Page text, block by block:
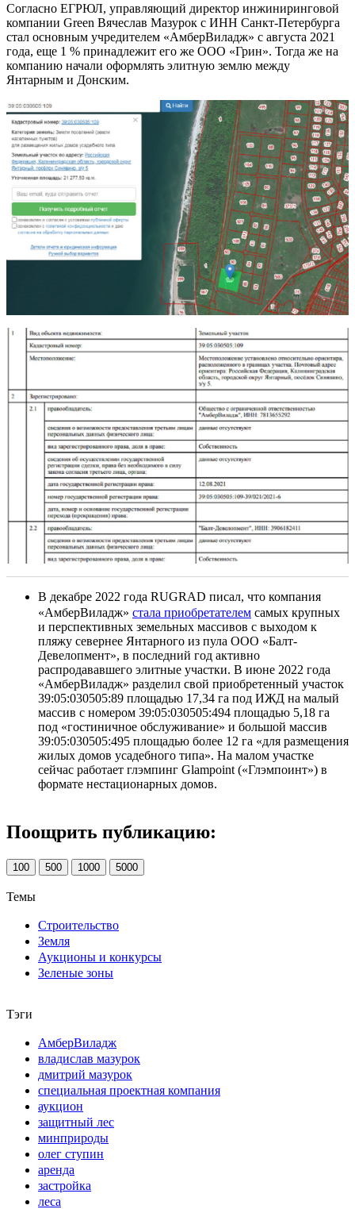
Согласно ЕГРЮЛ, управляющий директор инжиниринговой
компании Green Вячеслав Мазурок с ИНН Санкт-Петербурга
стал основным учредителем «АмберВиладж» с августа 2021
года, еще 1 % принадлежит его же ООО «Грин». Тогда же на
компанию начали оформлять элитную землю между
Янтарным и Донским.
В декабре 2022 года RUGRAD писал, что компания
«АмберВиладж» стала приобретателем самых крупных
и перспективных земельных массивов с выходом к
пляжу севернее Янтарного из пула ООО «Балт-
Девелопмент», в последний год активно
распродававшего элитные участки. В июне 2022 года
«АмберВиладж» разделил свой приобретенный участок
39:05:030505:89 площадью 17,34 га под ИЖД на малый
массив с номером 39:05:030505:494 площадью 5,18 га
под «гостиничное обслуживание» и большой массив
39:05:030505:495 площадью более 12 га «для размещения
жилых домов усадебного типа». На малом участке
сейчас работает глэмпинг Glampoint («Глэмпоинт») в
формате нестационарных домов.
Поощрить публикацию:
100 500 1000 5000
Темы
Строительство
Земля
Аукционы и конкурсы
Зеленые зоны
Тэги
АмберВиладж
владислав мазурок
дмитрий мазурок
специальная проектная компания
аукцион
защитный лес
минприроды
олег ступин
аренда
застройка
леса